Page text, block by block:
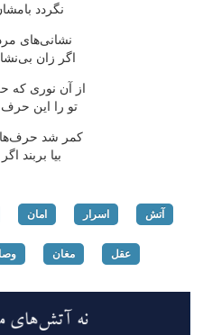
نگردد
نشانی‌های
اگر زان
از آن نوری كه
تو را این
كمر شد حرف‌ها
بیا بربند
آتش اسرار امان
عقل مغان